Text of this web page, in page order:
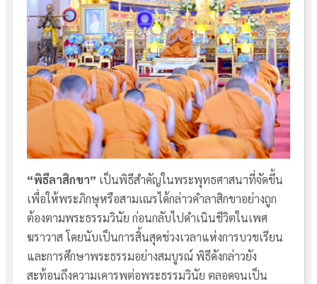
“พิธีลาสิกขา” เป็นพิธีสำคัญในพระพุทธศาสนาที่จัดขึ้น
เพื่อให้พระภิกษุหรือสามเณรได้กล่าวคำลาสิกขาอย่างถูก
ต้องตามพระธรรมวินัย ก่อนกลับไปดำเนินชีวิตในเพศ
ฆราวาส โดยนับเป็นการสิ้นสุดช่วงเวลาแห่งการบวชเรียน
และการศึกษาพระธรรมอย่างสมบูรณ์ พิธีดังกล่าวยัง
สะท้อนถึงความเคารพต่อพระธรรมวินัย ตลอดจนเป็น